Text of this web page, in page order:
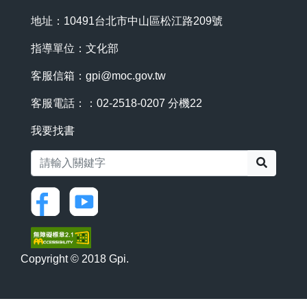
地址：10491台北市中山區松江路209號
指導單位：文化部
客服信箱： gpi@moc.gov.tw
客服電話：：02-2518-0207 分機22
我要找書
Copyright © 2018 Gpi.